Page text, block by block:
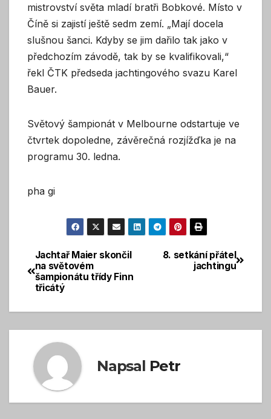
mistrovství světa mladí bratři Bobkové. Místo v
Číně si zajistí ještě sedm zemí. „Mají docela
slušnou šanci. Kdyby se jim dařilo tak jako v
předchozím závodě, tak by se kvalifikovali,“
řekl ČTK předseda jachtingového svazu Karel
Bauer.
Světový šampionát v Melbourne odstartuje ve
čtvrtek dopoledne, závěrečná rozjížďka je na
programu 30. ledna.
pha gi
Navigace
pro
příspěvek
8. setkání přátel
jachtingu
Jachtař Maier skončil
na světovém
šampionátu třídy Finn
třicátý
Napsal Petr